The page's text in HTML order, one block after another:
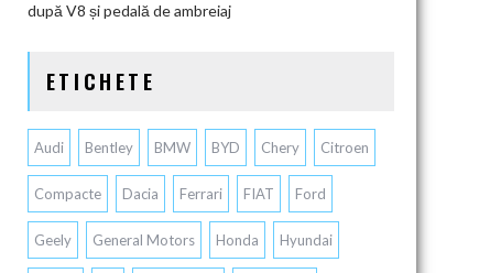
după V8 și pedală de ambreiaj
ETICHETE
Audi Bentley BMW BYD Chery Citroen
Compacte Dacia Ferrari FIAT Ford
Geely General Motors Honda Hyundai